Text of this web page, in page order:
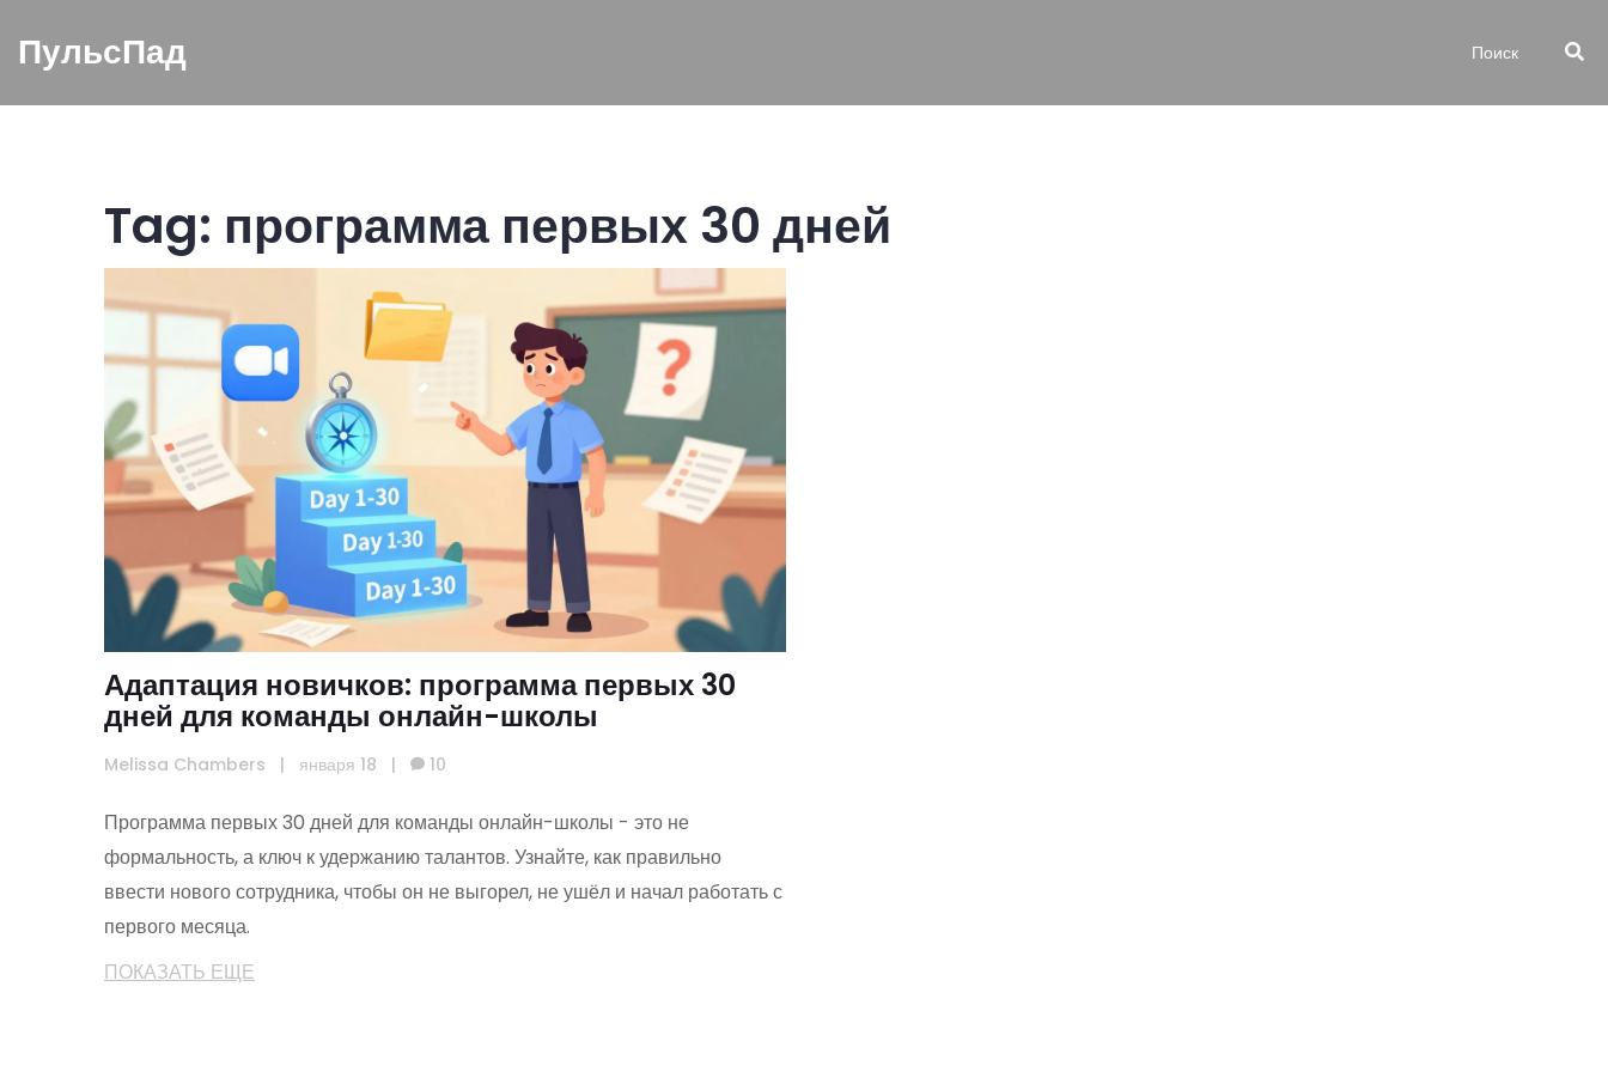
ПульсПад
Tag: программа первых 30 дней
Адаптация новичков: программа первых 30
дней для команды онлайн-школы
Melissa Chambers | января 18 | 10
Программа первых 30 дней для команды онлайн-школы - это не
формальность, а ключ к удержанию талантов. Узнайте, как правильно
ввести нового сотрудника, чтобы он не выгорел, не ушёл и начал работать с
первого месяца.
ПОКАЗАТЬ ЕЩЕ